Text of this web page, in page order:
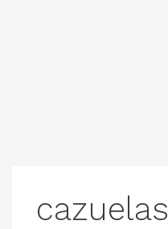
cazuelas